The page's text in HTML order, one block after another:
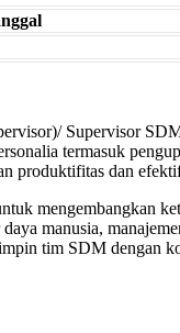
Supervisor
termasuk
produktifitas dan
mengembangkan
manusia,
tim SDM dengan